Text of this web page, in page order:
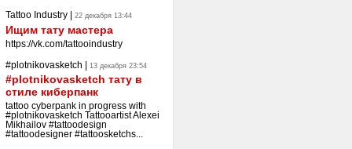
Tattoo Industry| 22 декабря 13:44
Ищим тату мастера
https://vk.com/tattooindustry
#plotnikovasketch 13 декабря 23:54
#plotnikovasketch тату в
стиле киберпанк
tattoo cyberpank in progress with
#plotnikovasketch Tattooartist Alexei
Mikhailov #tattoodesign
#tattoodesigner #tattoosketchs...